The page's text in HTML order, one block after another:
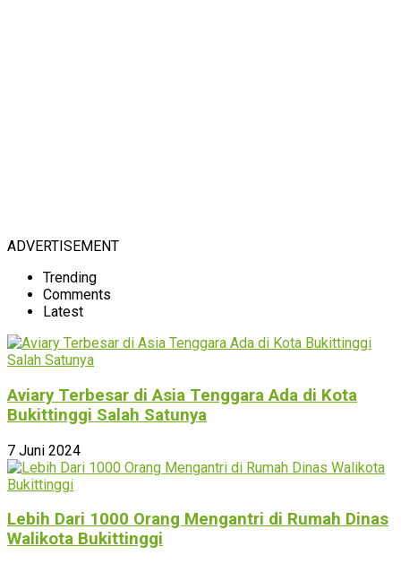
ADVERTISEMENT
Trending
Comments
Latest
Aviary Terbesar di Asia Tenggara Ada di Kota
Bukittinggi Salah Satunya
7 Juni 2024
Lebih Dari 1000 Orang Mengantri di Rumah Dinas
Walikota Bukittinggi